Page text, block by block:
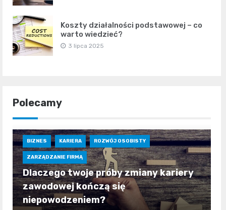
Koszty działalności podstawowej – co
warto wiedzieć?
3 lipca 2025
Polecamy
BIZNES KARIERA ROZWÓJ OSOBISTY
ZARZĄDZANIE FIRMĄ
Dlaczego twoje próby zmiany kariery
zawodowej kończą się
niepowodzeniem?